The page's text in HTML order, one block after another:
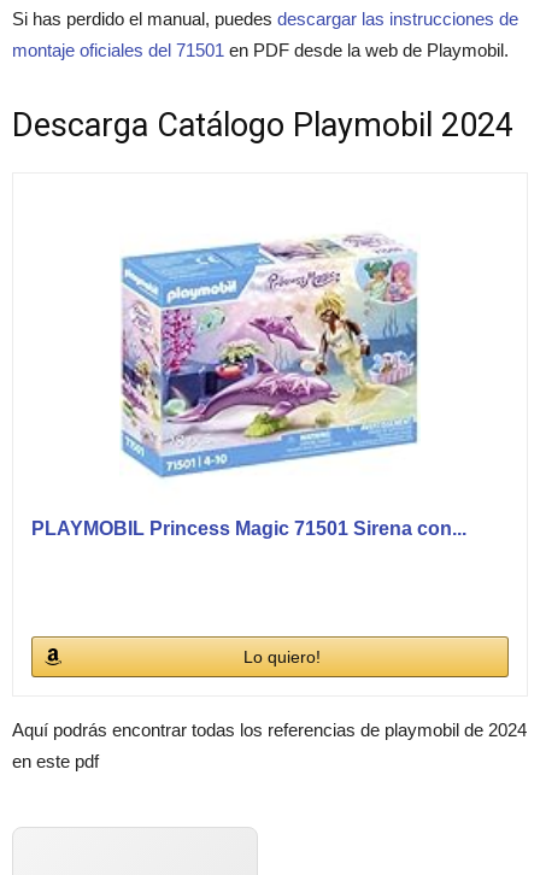
Si has perdido el manual, puedes descargar las instrucciones de
montaje oficiales del 71501 en PDF desde la web de Playmobil.
Descarga Catálogo Playmobil 2024
PLAYMOBIL Princess Magic 71501 Sirena con...
Lo quiero!
Aquí podrás encontrar todas los referencias de playmobil de 2024
en este pdf